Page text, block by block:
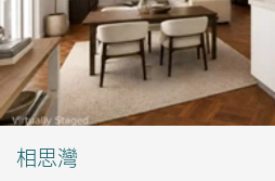
相思灣